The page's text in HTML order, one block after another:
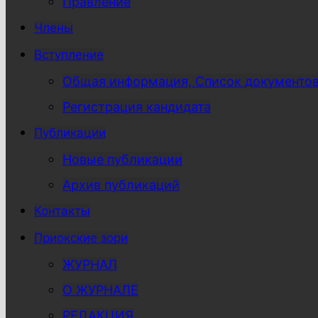
Члены
Вступление
Общая информация, Список
Регистрация кандидата
Публикации
Новые публикации
Архив публикаций
Контакты
Приокские зори
ЖУРНАЛ
О ЖУРНАЛЕ